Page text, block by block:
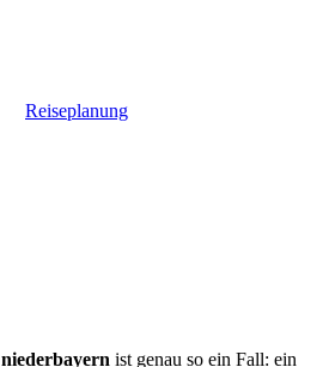
Reiseplanung
ist genau so ein Fall: ein